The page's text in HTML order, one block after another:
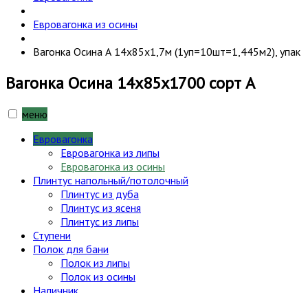
Евровагонка из осины
Вагонка Осина А 14х85х1,7м (1уп=10шт=1,445м2), упак
Вагонка Осина 14х85х1700 сорт А
меню
Евровагонка
Евровагонка из липы
Евровагонка из осины
Плинтус напольный/потолочный
Плинтус из дуба
Плинтус из ясеня
Плинтус из липы
Ступени
Полок для бани
Полок из липы
Полок из осины
Наличник